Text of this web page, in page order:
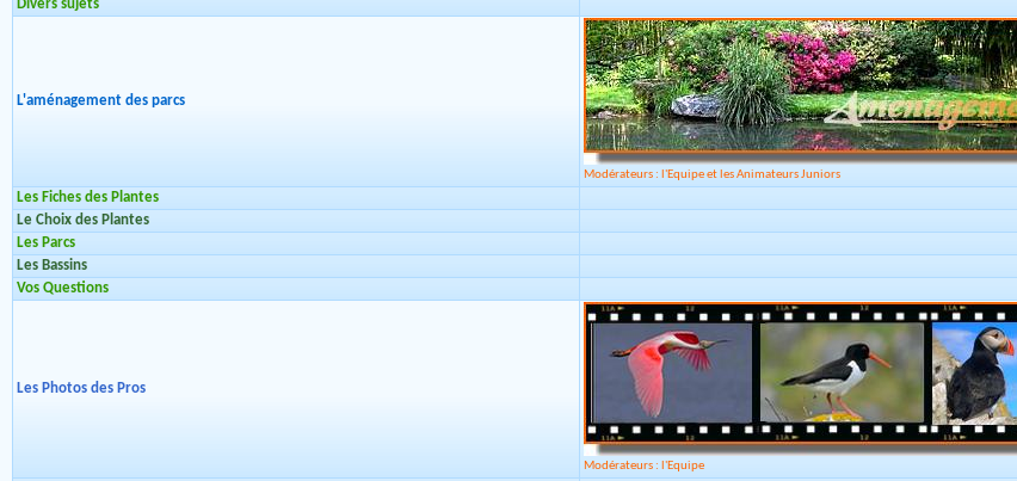
Divers sujets
L'aménagement des parcs
Modérateurs : l'Equipe et les Animateurs Juniors
Les Fiches des Plantes
Le Choix des Plantes
Les Parcs
Les Bassins
Vos Questions
Les Photos des Pros
Modérateurs : l'Equipe